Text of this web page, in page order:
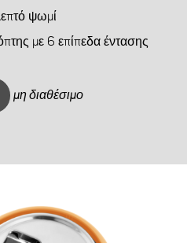
ψωμί
με 6 επίπεδα έντασης
μη διαθέσιμο